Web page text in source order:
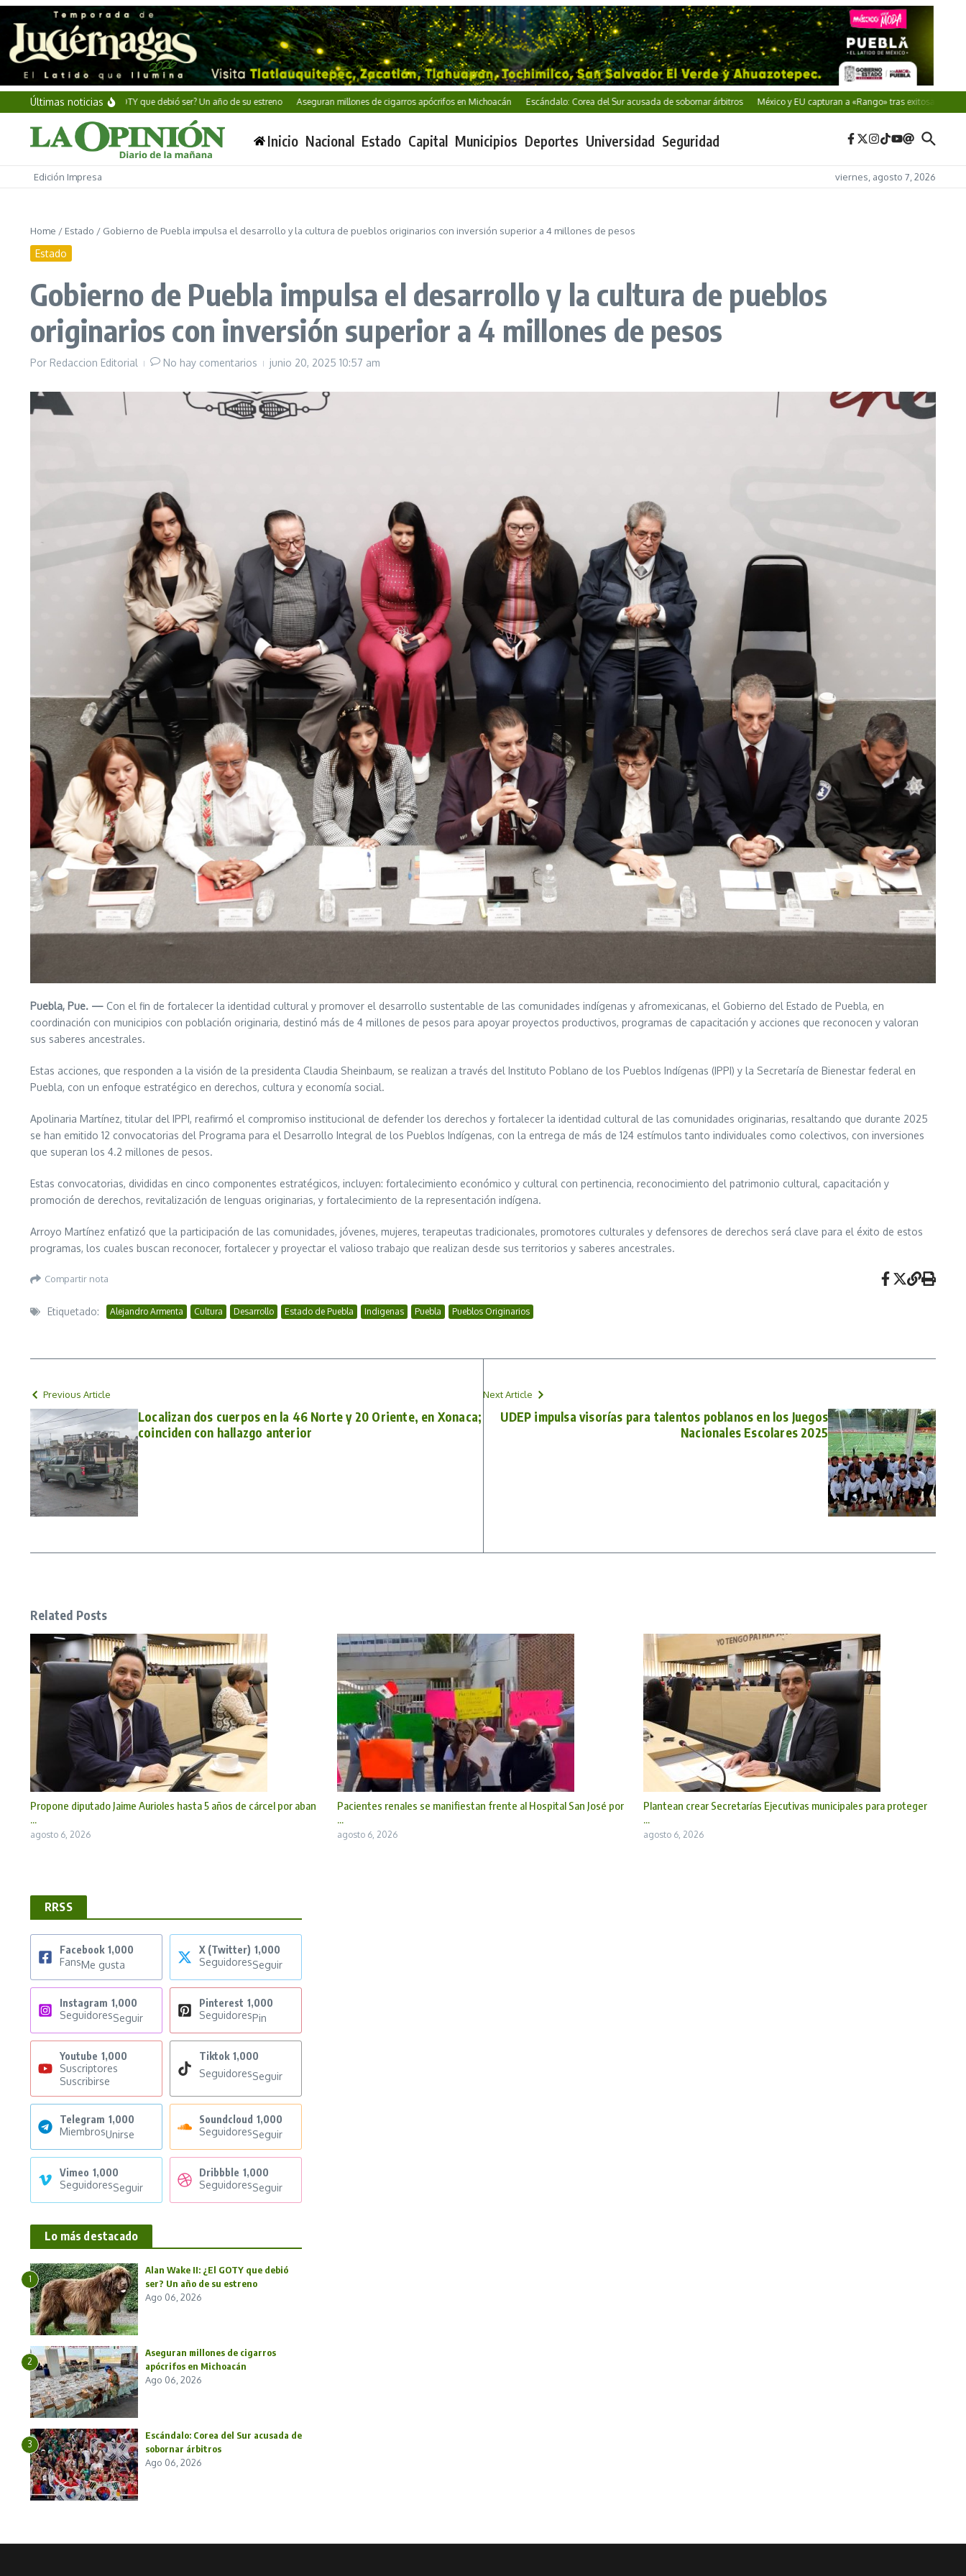
Saltar al contenido
Últimas noticias
Alan Wake II: ¿El GOTY que debió ser? Un año de su estreno Aseguran millones de cigarros apócrifos en Michoacán Escándalo: Corea del Sur acusada de sobornar árbitros México y EU capturan a «Rango» tras exitosa cooperación
Inicio Nacional Estado Capital Municipios Deportes Universidad Seguridad
Edición Impresa viernes, agosto 7, 2026
Home / Estado / Gobierno de Puebla impulsa el desarrollo y la cultura de pueblos originarios con inversión superior a 4 millones de pesos
Estado
Gobierno de Puebla impulsa el desarrollo y la cultura de pueblos
originarios con inversión superior a 4 millones de pesos
Por Redaccion Editorial No hay comentarios junio 20, 2025 10:57 am
Puebla, Pue. — Con el fin de fortalecer la identidad cultural y promover el desarrollo sustentable de las comunidades indígenas y afromexicanas, el Gobierno del Estado de Puebla, en
coordinación con municipios con población originaria, destinó más de 4 millones de pesos para apoyar proyectos productivos, programas de capacitación y acciones que reconocen y valoran
sus saberes ancestrales.
Estas acciones, que responden a la visión de la presidenta Claudia Sheinbaum, se realizan a través del Instituto Poblano de los Pueblos Indígenas (IPPI) y la Secretaría de Bienestar federal en
Puebla, con un enfoque estratégico en derechos, cultura y economía social.
Apolinaria Martínez, titular del IPPI, reafirmó el compromiso institucional de defender los derechos y fortalecer la identidad cultural de las comunidades originarias, resaltando que durante 2025
se han emitido 12 convocatorias del Programa para el Desarrollo Integral de los Pueblos Indígenas, con la entrega de más de 124 estímulos tanto individuales como colectivos, con inversiones
que superan los 4.2 millones de pesos.
Estas convocatorias, divididas en cinco componentes estratégicos, incluyen: fortalecimiento económico y cultural con pertinencia, reconocimiento del patrimonio cultural, capacitación y
promoción de derechos, revitalización de lenguas originarias, y fortalecimiento de la representación indígena.
Arroyo Martínez enfatizó que la participación de las comunidades, jóvenes, mujeres, terapeutas tradicionales, promotores culturales y defensores de derechos será clave para el éxito de estos
programas, los cuales buscan reconocer, fortalecer y proyectar el valioso trabajo que realizan desde sus territorios y saberes ancestrales.
Compartir nota
Etiquetado: Alejandro Armenta Cultura Desarrollo Estado de Puebla Indigenas Puebla Pueblos Originarios
Previous Article
Localizan dos cuerpos en la 46 Norte y 20 Oriente, en Xonaca;
coinciden con hallazgo anterior
Next Article
UDEP impulsa visorías para talentos poblanos en los Juegos
Nacionales Escolares 2025
Related Posts
Propone diputado Jaime Aurioles hasta 5 años de cárcel por aban
...
agosto 6, 2026
Pacientes renales se manifiestan frente al Hospital San José por
...
agosto 6, 2026
Plantean crear Secretarías Ejecutivas municipales para proteger
...
agosto 6, 2026
RRSS
Facebook 1,000
FansMe gusta
X (Twitter) 1,000
SeguidoresSeguir
Instagram 1,000
SeguidoresSeguir
Pinterest 1,000
SeguidoresPin
Youtube 1,000
Suscriptores
Suscribirse
Tiktok 1,000
SeguidoresSeguir
Telegram 1,000
MiembrosUnirse
Soundcloud 1,000
SeguidoresSeguir
Vimeo 1,000
SeguidoresSeguir
Dribbble 1,000
SeguidoresSeguir
Lo más destacado
1
Alan Wake II: ¿El GOTY que debió
ser? Un año de su estreno
Ago 06, 2026
2
Aseguran millones de cigarros
apócrifos en Michoacán
Ago 06, 2026
3
Escándalo: Corea del Sur acusada de
sobornar árbitros
Ago 06, 2026